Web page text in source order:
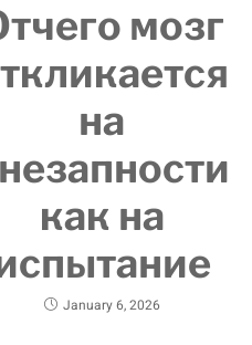
мозг
на
как на
January 6, 2026